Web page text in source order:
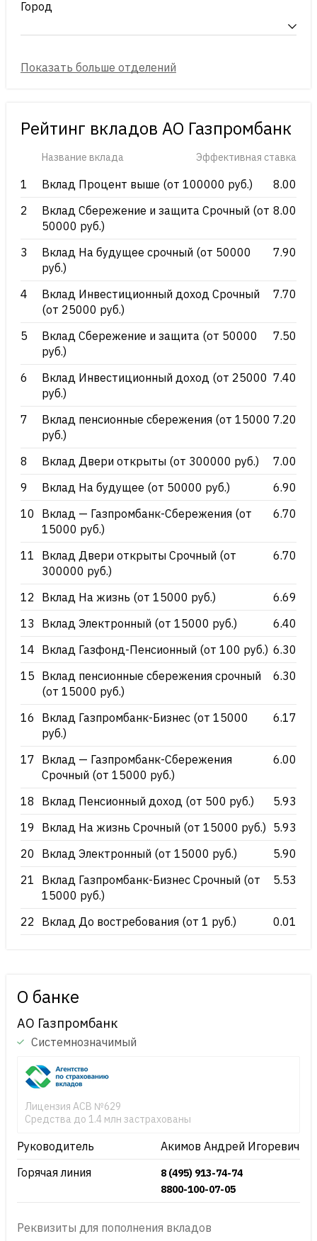
Город
Рейтинг вкладов АО Газпромбанк
Название вклада Эффективная ставка
1 Вклад Процент выше (от 100000 руб.)
8.00
2
Вклад Сбережение и защита Срочный (от
50000 руб.)
8.00
3
Вклад На будущее срочный (от 50000
руб.)
7.90
4
Вклад Инвестиционный доход Срочный
(от 25000 руб.)
7.70
5
Вклад Сбережение и защита (от 50000
руб.)
7.50
6
Вклад Инвестиционный доход (от 25000
руб.)
7.40
7
Вклад пенсионные сбережения (от 15000
руб.)
7.20
8 Вклад Двери открыты (от 300000 руб.)
7.00
9
Вклад На будущее (от 50000 руб.)
6.90
10
Вклад — Газпромбанк-Сбережения (от
15000 руб.)
6.70
11
Вклад Двери открыты Срочный (от
300000 руб.)
6.70
12 Вклад На жизнь (от 15000 руб.)
6.69
13
Вклад Электронный (от 15000 руб.)
6.40
14 Вклад Газфонд-Пенсионный (от 100 руб.) 6.30
15 Вклад пенсионные сбережения срочный
(от 15000 руб.)
6.30
16
Вклад Газпромбанк-Бизнес (от 15000
руб.)
6.17
17 Вклад — Газпромбанк-Сбережения
Срочный (от 15000 руб.)
6.00
18 Вклад Пенсионный доход (от 500 руб.)
5.93
19
Вклад На жизнь Срочный (от 15000 руб.) 5.93
20
Вклад Электронный (от 15000 руб.)
5.90
21
Вклад Газпромбанк-Бизнес Срочный (от
15000 руб.)
5.53
22 Вклад До востребования (от 1 руб.) 0.01
О банке
АО Газпромбанк
Системнозначимый
Лицензия АСВ №629
Средства до 1.4 млн застрахованы
Руководитель
Акимов Андрей Игоревич
Горячая линия
8 (495) 913-74-74
8800-100-07-05
Реквизиты для пополнения вкладов